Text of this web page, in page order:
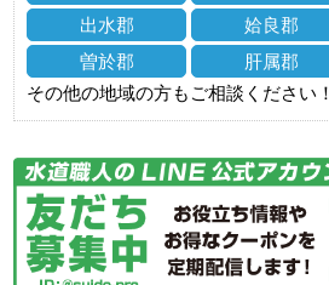
出水郡
姶良郡
曽於郡
肝属郡
その他の地域の方もご相談ください！